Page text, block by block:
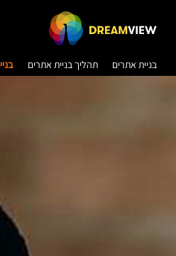
בניית אתרים תהליך בניית אתרים